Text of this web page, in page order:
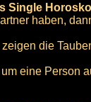
Single
haben,
die
eine Person